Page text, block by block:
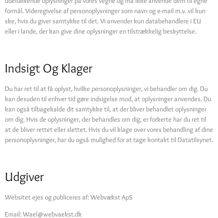
formål. Videregivelse af personoplysninger som navn og e-mail m.v. vil kun
ske, hvis du giver samtykke til det. Vi anvender kun databehandlere i EU
eller i lande, der kan give dine oplysninger en tilstrækkelig beskyttelse.
Indsigt Og Klager
Du har ret til at få oplyst, hvilke personoplysninger, vi behandler om dig. Du
kan desuden til enhver tid gøre indsigelse mod, at oplysninger anvendes. Du
kan også tilbagekalde dit samtykke til, at der bliver behandlet oplysninger
om dig. Hvis de oplysninger, der behandles om dig, er forkerte har du ret til
at de bliver rettet eller slettet. Hvis du vil klage over vores behandling af dine
personoplysninger, har du også mulighed for at tage kontakt til Datatilsynet.
Udgiver
Websitet ejes og publiceres af: Webvækst ApS
Email:Wael@webvaekst.dk